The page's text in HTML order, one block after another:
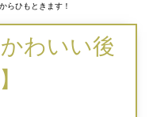
らひもときます！
わいい後